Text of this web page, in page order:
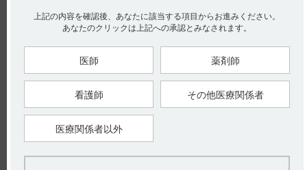
る。したがって、アルカリ性で不安定な薬剤や酸性の薬剤等と
は変化を生ずる場合があるので配合には注意すること。（引用
開封後はできるだけ速やかに使用すること。また、一部を使用
した残液は、細菌汚染のおそれがあるので使用しないこと。
（本剤は保存剤を含有していない。）（引用2）
■取扱い上の注意
本剤は、窒素ガスにて置換充?を行っているが、裸のアンプル
受けて褐変現象を起こすおそれがあるので注意すること。（引
上記の内容を確認後、あなたに該当する項目からお進みください。
あなたのクリックは上記への承認とみなされます。
医師 薬剤師
看護師 その他医療関係者
医療関係者以外